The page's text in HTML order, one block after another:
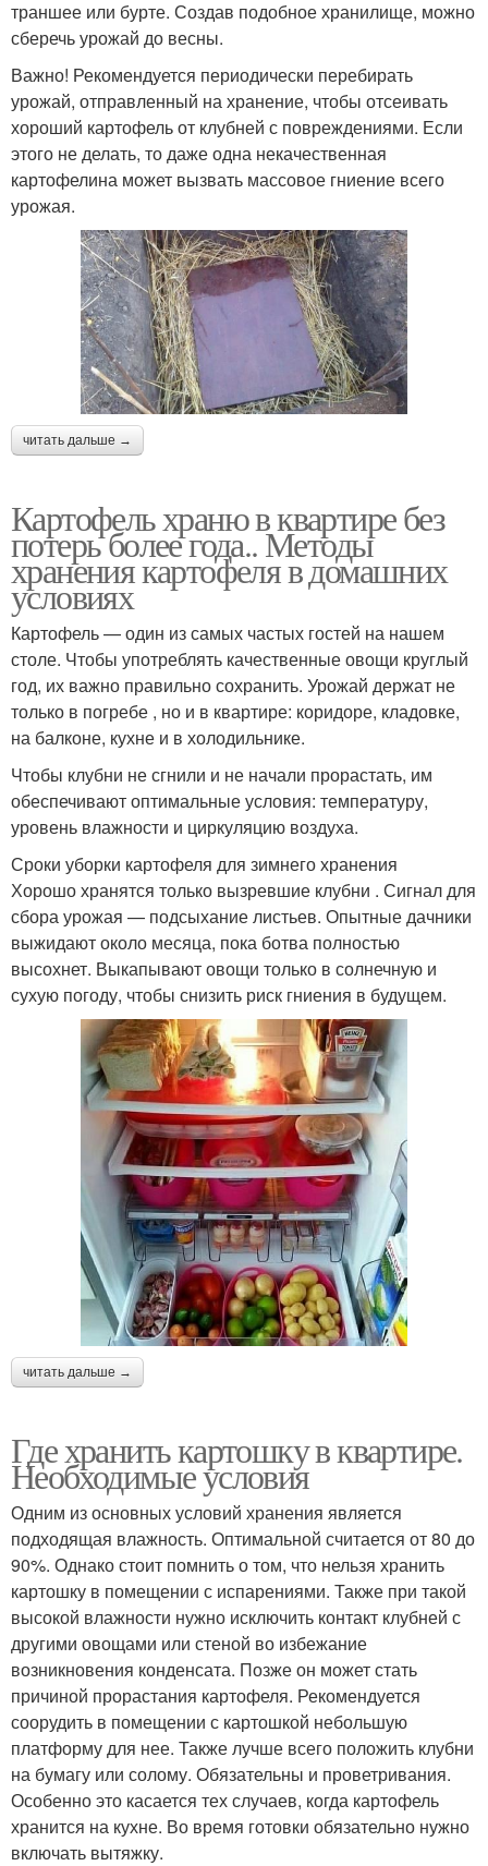
траншее или бурте. Создав подобное хранилище, можно
сберечь урожай до весны.
Важно! Рекомендуется периодически перебирать
урожай, отправленный на хранение, чтобы отсеивать
хороший картофель от клубней с повреждениями. Если
этого не делать, то даже одна некачественная
картофелина может вызвать массовое гниение всего
урожая.
читать дальше →
Картофель храню в квартире без
потерь более года.. Методы
хранения картофеля в домашних
условиях
Картофель — один из самых частых гостей на нашем
столе. Чтобы употреблять качественные овощи круглый
год, их важно правильно сохранить. Урожай держат не
только в погребе , но и в квартире: коридоре, кладовке,
на балконе, кухне и в холодильнике.
Чтобы клубни не сгнили и не начали прорастать, им
обеспечивают оптимальные условия: температуру,
уровень влажности и циркуляцию воздуха.
Сроки уборки картофеля для зимнего хранения
Хорошо хранятся только вызревшие клубни . Сигнал для
сбора урожая — подсыхание листьев. Опытные дачники
выжидают около месяца, пока ботва полностью
высохнет. Выкапывают овощи только в солнечную и
сухую погоду, чтобы снизить риск гниения в будущем.
читать дальше →
Где хранить картошку в квартире.
Необходимые условия
Одним из основных условий хранения является
подходящая влажность. Оптимальной считается от 80 до
90%. Однако стоит помнить о том, что нельзя хранить
картошку в помещении с испарениями. Также при такой
высокой влажности нужно исключить контакт клубней с
другими овощами или стеной во избежание
возникновения конденсата. Позже он может стать
причиной прорастания картофеля. Рекомендуется
соорудить в помещении с картошкой небольшую
платформу для нее. Также лучше всего положить клубни
на бумагу или солому. Обязательны и проветривания.
Особенно это касается тех случаев, когда картофель
хранится на кухне. Во время готовки обязательно нужно
включать вытяжку.